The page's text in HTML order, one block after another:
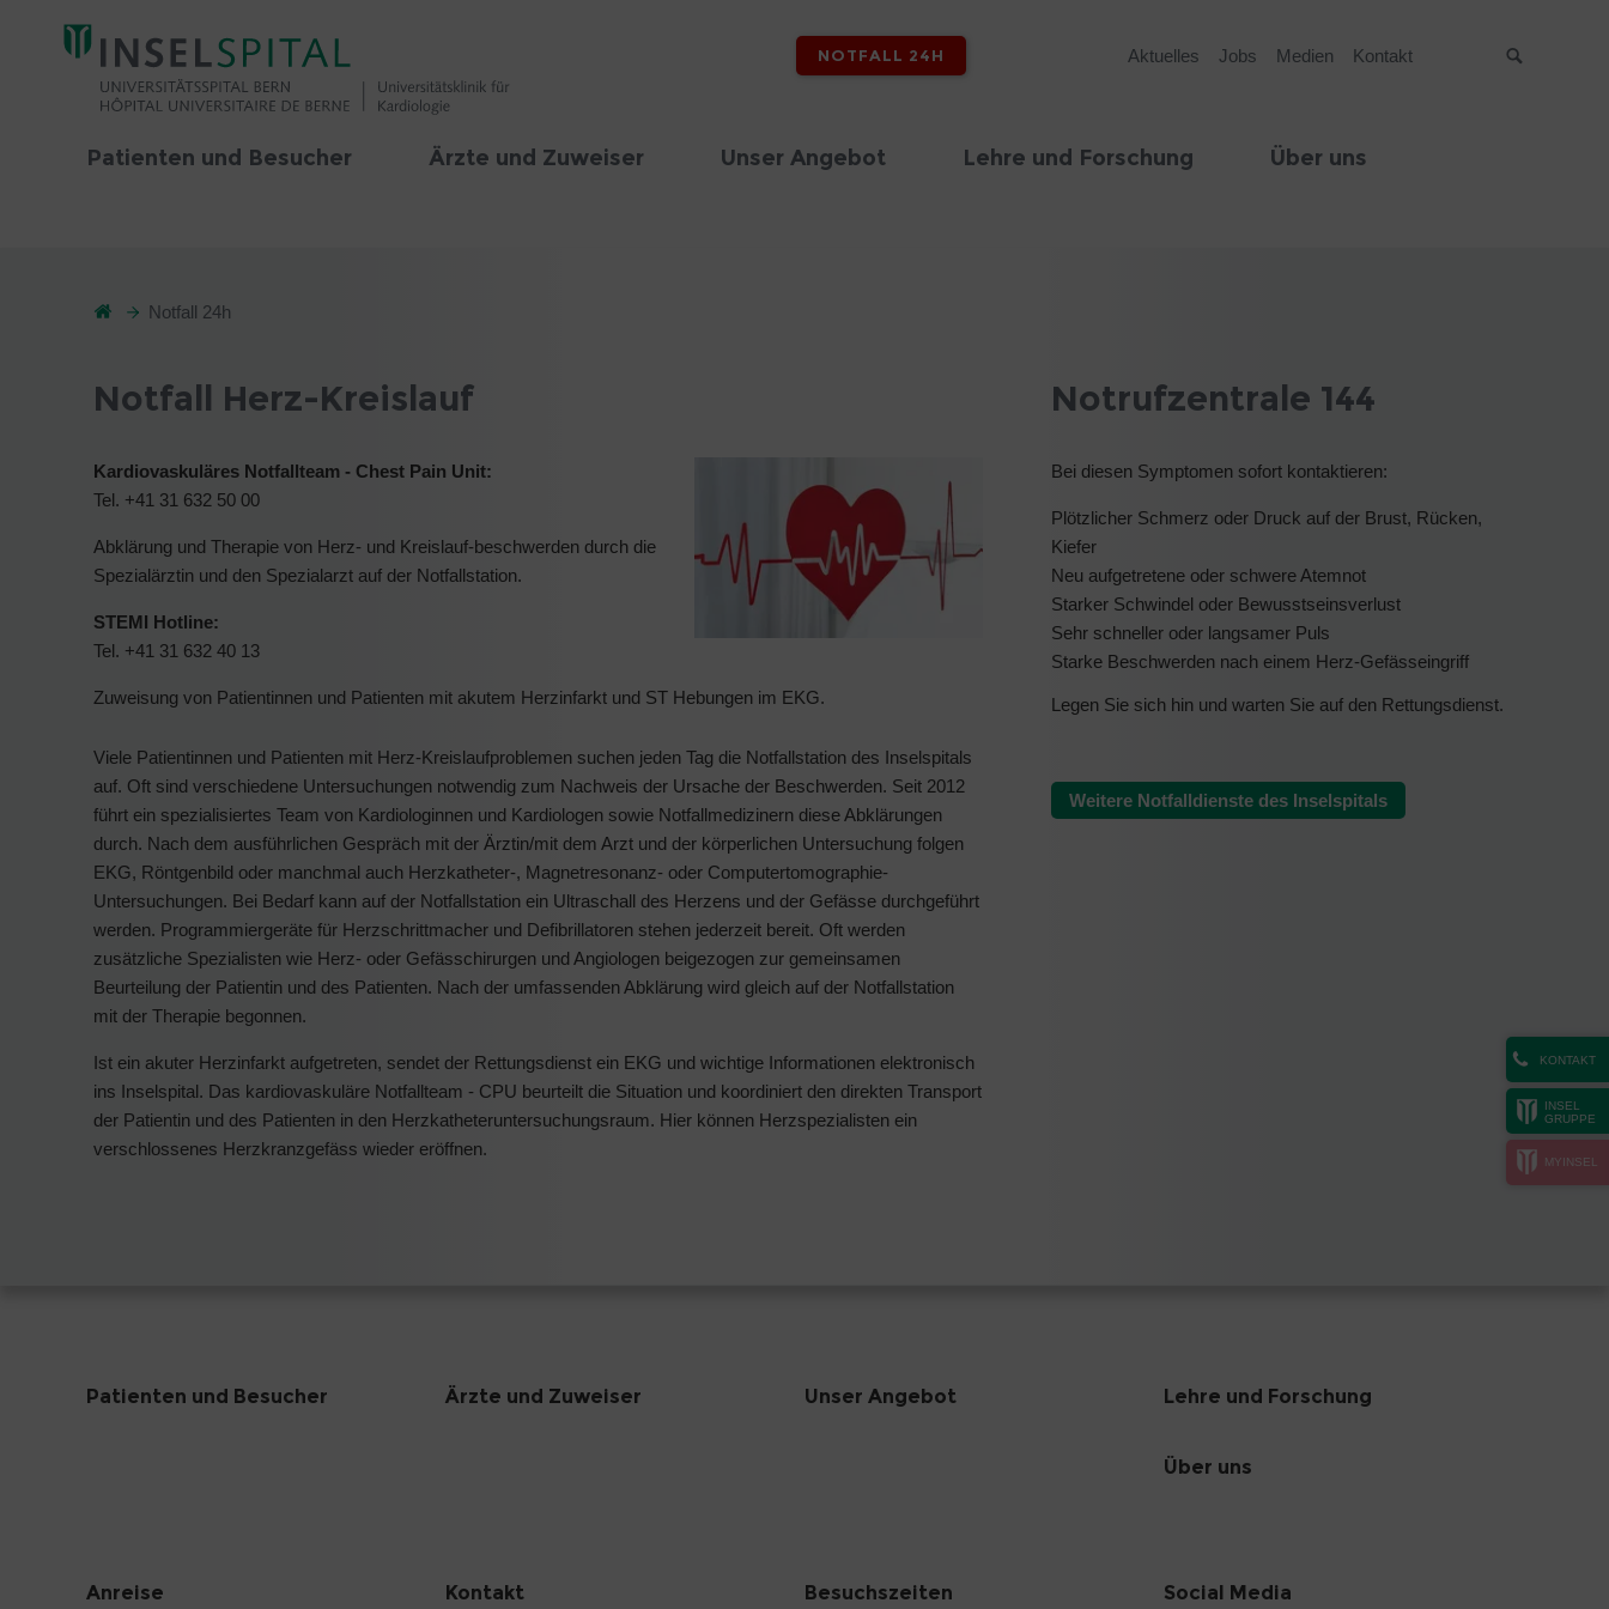
NOTFALL 24H Aktuelles Jobs Medien Kontakt
Patienten und Besucher Ärzte und Zuweiser Unser Angebot Lehre und Forschung Über uns
KONTAKT
INSEL
GRUPPE
MYINSEL
Notfall 24h
Notfall Herz-Kreislauf
Kardiovaskuläres Notfallteam - Chest Pain Unit:
Tel. +41 31 632 50 00
Abklärung und Therapie von Herz- und Kreislauf-beschwerden durch die
Spezialärztin und den Spezialarzt auf der Notfallstation.
STEMI Hotline:
Tel. +41 31 632 40 13
Zuweisung von Patientinnen und Patienten mit akutem Herzinfarkt und ST Hebungen im EKG.
Viele Patientinnen und Patienten mit Herz-Kreislaufproblemen suchen jeden Tag die Notfallstation des Inselspitals
auf. Oft sind verschiedene Untersuchungen notwendig zum Nachweis der Ursache der Beschwerden. Seit 2012
führt ein spezialisiertes Team von Kardiologinnen und Kardiologen sowie Notfallmedizinern diese Abklärungen
durch. Nach dem ausführlichen Gespräch mit der Ärztin/mit dem Arzt und der körperlichen Untersuchung folgen
EKG, Röntgenbild oder manchmal auch Herzkatheter-, Magnetresonanz- oder Computertomographie-
Untersuchungen. Bei Bedarf kann auf der Notfallstation ein Ultraschall des Herzens und der Gefässe durchgeführt
werden. Programmiergeräte für Herzschrittmacher und Defibrillatoren stehen jederzeit bereit. Oft werden
zusätzliche Spezialisten wie Herz- oder Gefässchirurgen und Angiologen beigezogen zur gemeinsamen
Beurteilung der Patientin und des Patienten. Nach der umfassenden Abklärung wird gleich auf der Notfallstation
mit der Therapie begonnen.
Ist ein akuter Herzinfarkt aufgetreten, sendet der Rettungsdienst ein EKG und wichtige Informationen elektronisch
ins Inselspital. Das kardiovaskuläre Notfallteam - CPU beurteilt die Situation und koordiniert den direkten Transport
der Patientin und des Patienten in den Herzkatheteruntersuchungsraum. Hier können Herzspezialisten ein
verschlossenes Herzkranzgefäss wieder eröffnen.
Notrufzentrale 144
Bei diesen Symptomen sofort kontaktieren:
Plötzlicher Schmerz oder Druck auf der Brust, Rücken,
Kiefer
Neu aufgetretene oder schwere Atemnot
Starker Schwindel oder Bewusstseinsverlust
Sehr schneller oder langsamer Puls
Starke Beschwerden nach einem Herz-Gefässeingriff
Legen Sie sich hin und warten Sie auf den Rettungsdienst.
Weitere Notfalldienste des Inselspitals
Patienten und Besucher Ärzte und Zuweiser Unser Angebot Lehre und Forschung
Über uns
Anreise Kontakt Besuchszeiten Social Media